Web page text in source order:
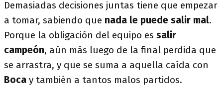
Demasiadas decisiones juntas tiene que empezar
a tomar, sabiendo que nada le puede salir mal.
Porque la obligación del equipo es salir
campeón, aún más luego de la final perdida que
se arrastra, y que se suma a aquella caída con
Boca y también a tantos malos partidos.